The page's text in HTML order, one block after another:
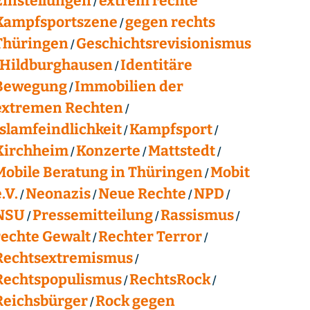
gegen rechts
Geschichtsrevisionismus
Identitäre
Immobilien der
Rechten
Kampfsport
Konzerte Mattstedt
Beratung in Thüringen Mobit
Neonazis Neue Rechte NPD
Pressemitteilung Rassismus
Gewalt Rechter Terror
RechtsRock
Rock gegen